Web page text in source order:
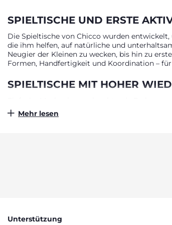
SPIELTISCHE UND ERSTE
Die Spieltische von Chicco wurden
die ihm helfen, auf natürliche und
Neugier der Kleinen zu wecken, bis hin zu
Formen, Handfertigkeit und Koordination –
SPIELTISCHE MIT HOHER
Anreize und Spaß für die Neugier der
Diese Produkte zeichnen sich durch ihre
INTERAKTIVE SPIELTISCHE
Geräusche und Melodien wiedergeben,
die Hand-Auge-Koordination und bieten
Mehr lesen
Unterstützung